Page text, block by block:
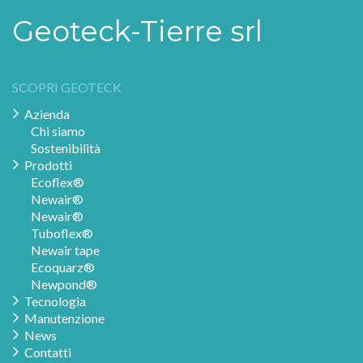
Geoteck-Tierre srl
SCOPRI GEOTECK
Azienda
Chi siamo
Sostenibilità
Prodotti
Ecoflex®
Newair®
Newair®
Tuboflex®
Newair tape
Ecoquarz®
Newpond®
Tecnologia
Manutenzione
News
Contatti